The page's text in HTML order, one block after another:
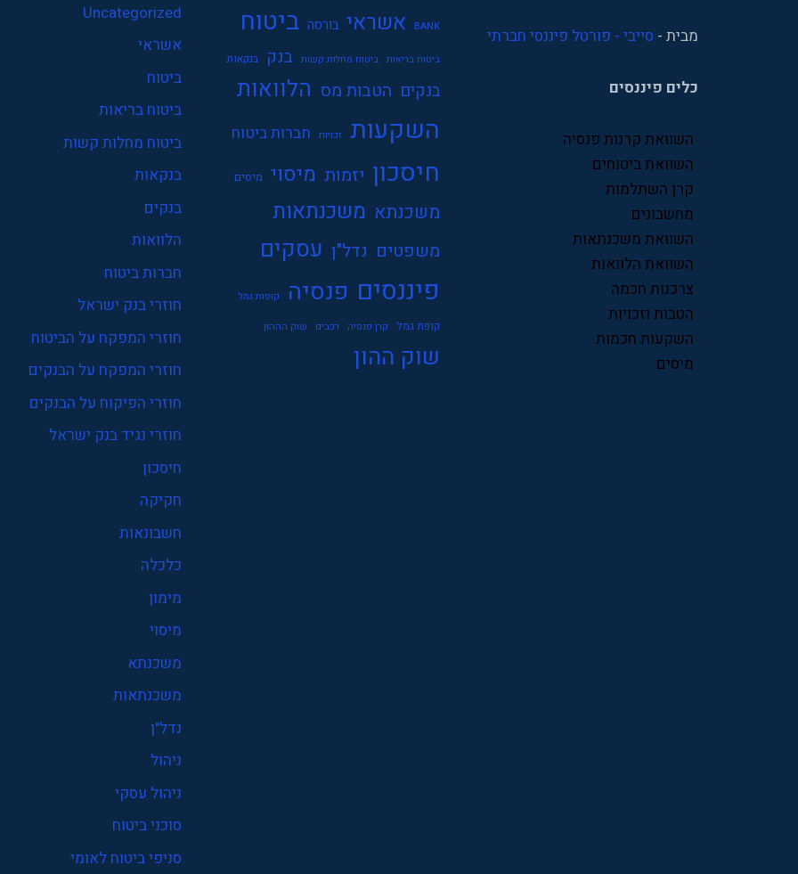
מבית - סייבי - פורטל פיננסי חברתי
כלים פיננסים
השוואת קרנות פנסיה
השוואת ביטוחים
קרן השתלמות
מחשבונים
השוואת משכנתאות
השוואת הלוואות
צרכנות חכמה
הטבות וזכויות
השקעות חכמות
מיסים
BANK אשראי בורסה ביטוח
ביטוח בריאות ביטוח מחלות קשות בנק בנקאות
בנקים הטבות מס הלוואות
השקעות זכויות חברות ביטוח
חיסכון יזמות מיסוי מיסים
משכנתא משכנתאות
משפטים נדל"ן עסקים
פיננסים פנסיה קופות גמל
קופת גמל קרן פנסיה רכבים שוק הההון
שוק ההון
Uncategorized
אשראי
ביטוח
ביטוח בריאות
ביטוח מחלות קשות
בנקאות
בנקים
הלוואות
חברות ביטוח
חוזרי בנק ישראל
חוזרי המפקח על הביטוח
חוזרי המפקח על הבנקים
חוזרי הפיקוח על הבנקים
חוזרי נגיד בנק ישראל
חיסכון
חקיקה
חשבונאות
כלכלה
מימון
מיסוי
משכנתא
משכנתאות
נדל"ן
ניהול
ניהול עסקי
סוכני ביטוח
סניפי ביטוח לאומי